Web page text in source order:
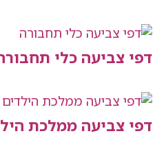
כלי תחבורה
ממלכת הילדים